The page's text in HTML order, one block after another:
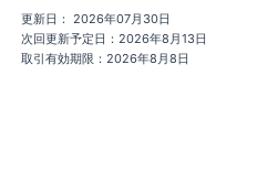
、すべてのプロセスに携わって
らすことができる住宅の品質を長
要です。 最大 60年間の保証制度
した際は対応いたします。
更新日： 2026年07月30日
次回更新予定日：2026年8月13日
取引有効期限：2026年8月8日